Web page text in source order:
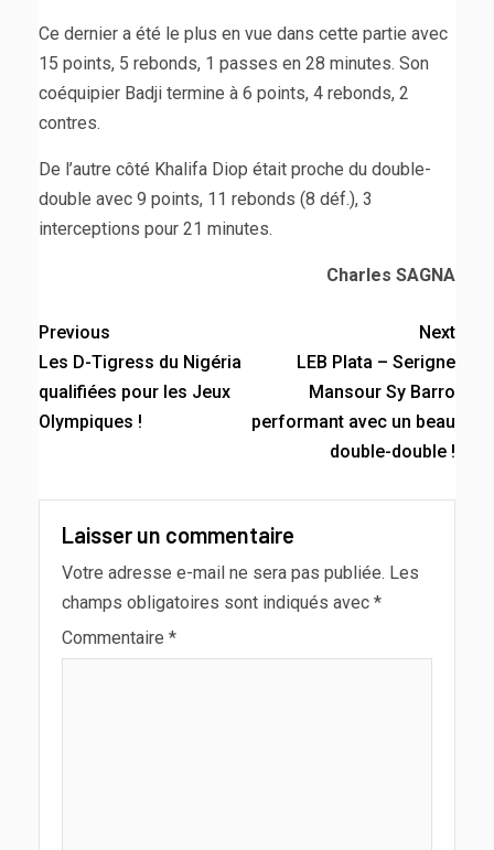
Ce dernier a été le plus en vue dans cette partie avec
15 points, 5 rebonds, 1 passes en 28 minutes. Son
coéquipier Badji termine à 6 points, 4 rebonds, 2
contres.
De l’autre côté Khalifa Diop était proche du double-
double avec 9 points, 11 rebonds (8 déf.), 3
interceptions pour 21 minutes.
Charles SAGNA
Previous
Les D-Tigress du Nigéria
qualifiées pour les Jeux
Olympiques !
Next
LEB Plata – Serigne
Mansour Sy Barro
performant avec un beau
double-double !
Laisser un commentaire
Votre adresse e-mail ne sera pas publiée. Les
champs obligatoires sont indiqués avec *
Commentaire *